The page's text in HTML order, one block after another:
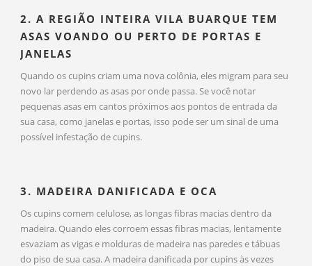
2. A REGIÃO INTEIRA VILA BUARQUE TEM
ASAS VOANDO OU PERTO DE PORTAS E
JANELAS
Quando os cupins criam uma nova colônia, eles migram para seu
novo lar perdendo as asas por onde passa. Se você notar
pequenas asas em cantos próximos aos pontos de entrada da
sua casa, como janelas e portas, isso pode ser um sinal de uma
possível infestação de cupins.
3. MADEIRA DANIFICADA E OCA
Os cupins comem celulose, as longas fibras macias dentro da
madeira. Quando eles corroem essas fibras macias, lentamente
esvaziam as vigas e molduras de madeira nas paredes e tábuas
do piso de sua casa. A madeira danificada por cupins às vezes